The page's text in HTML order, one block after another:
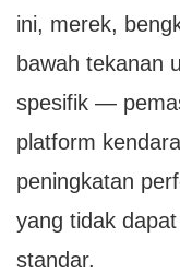
ini, merek,
bawah tekanan
spesifik —
platform
peningkatan
yang tidak
standar.